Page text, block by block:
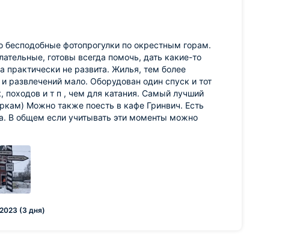
фотопрогулки по окрестным горам.
готовы всегда помочь, дать какие-то
практически не развита. Жилья, тем более
развлечений мало. Оборудован один спуск и тот
походов и т п , чем для катания. Самый лучший
Можно также поесть в кафе Гринвич. Есть
В общем если учитывать эти моменты можно
(3 дня)